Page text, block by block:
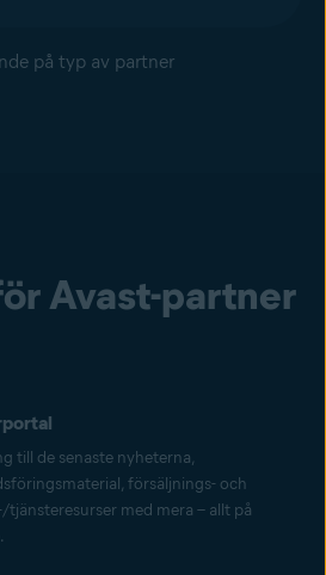
på typ av partner
Avast-partner
till de senaste nyheterna,
försäljnings- och
med mera – allt på